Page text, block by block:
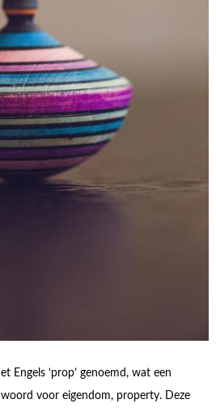
Engels ‘prop’ genoemd, wat een
voor eigendom, property. Deze